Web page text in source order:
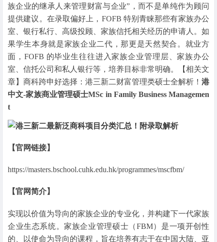
族企业的继承人来管理财富与企业”，而不是单纯作为顾问
提供建议。在录取偏好上，FOFB 特别青睐那些有家族办公
室、银行私行、高级投顾、家族信托相关经历的申请人。如
果学生本身就是家族企业二代，那更是天然契合。就业方
面，FOFB 的毕业生往往进入家族企业管理层、家族办公
室、信托公司和私人银行等，培养目标非常明确。【相关文
章】商科跨申好选择：港三新二财富管理类硕士全解析！ 港
中文-家族商业管理硕士MSc in Family Business Managemen
t
【官网链接】
https://masters.bschool.cuhk.edu.hk/programmes/mscfbm/
【官网简介】
实现以价值为导向的家族企业的专业化，并构建下一代家族
企业生态系统。家族企业管理硕士（FBM）是一项开创性
的、以使命为导向的课程，旨在培养有志于在中国大陆、亚